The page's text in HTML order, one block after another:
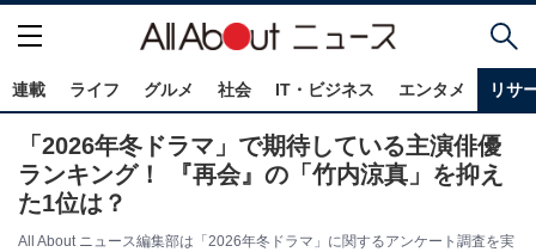
連載 ライフ グルメ 社会 IT・ビジネス エンタメ リサ
「2026年冬ドラマ」で期待している主演俳優
ランキング！ 『再会』の「竹内涼真」を抑え
た1位は？
All About ニュース編集部は「2026年冬ドラマ」に関するアンケート調査を実